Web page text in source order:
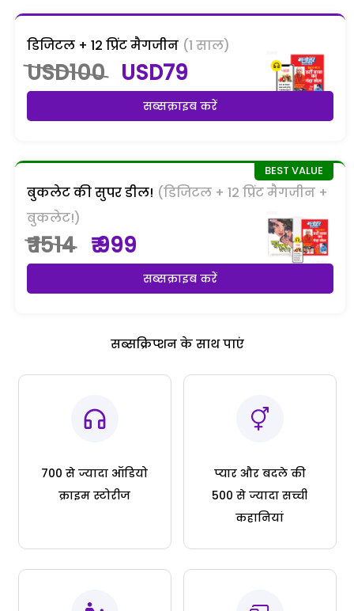
डिजिटल + 12 प्रिंट मैगजीन (1 साल)
USD100 USD79
सब्सक्राइब करें
बुकलेट की सुपर डील! (डिजिटल + 12 प्रिंट मैगजीन +
बुकलेट!)
₹ 1514 ₹ 999
सब्सक्राइब करें
सब्सक्रिप्शन के साथ पाएं
700 से ज्यादा ऑडियो
क्राइम स्टोरीज
प्यार और बदले की
500 से ज्यादा सच्ची
कहानियां